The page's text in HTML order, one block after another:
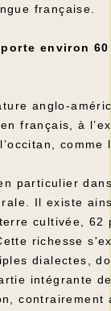
française.
environ 60
anglo-
français, à
comme
particulier
Il existe
cultivée, 62
richesse
dialectes,
intégrante
contrairement